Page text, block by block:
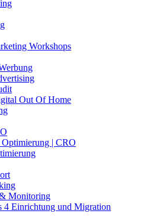
Workshops
Out Of Home
| CRO
Monitoring
4 Einrichtung und Migration